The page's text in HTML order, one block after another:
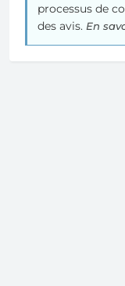
processus de
des avis. En